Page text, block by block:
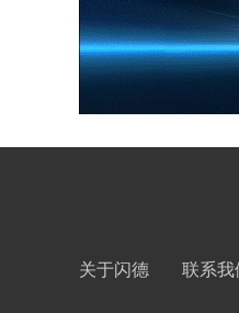
关于闪德 联系我